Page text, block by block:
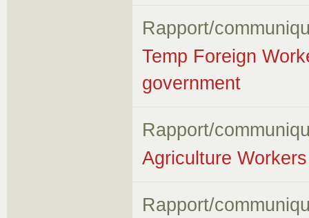
Rapport/
Temp Foreign
government
Rapport/
Agriculture
Rapport/